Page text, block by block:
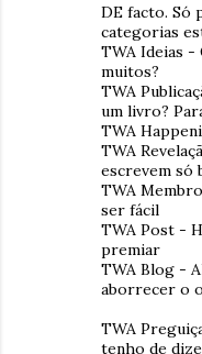
DE facto. Só
categorias
TWA Ideias -
muitos?
TWA
um livro?
TWA
TWA
escrevem só
TWA
ser fácil
TWA Post -
premiar
TWA Blog -
aborrecer o
TWA
tenho de